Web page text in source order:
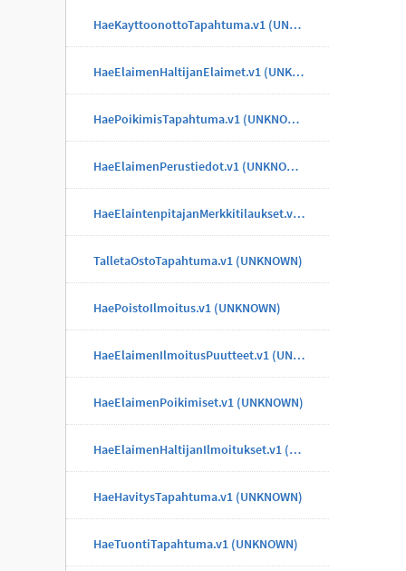
HaeKayttoonottoTapahtuma.v1 (UNKNOWN)
HaeElaimenHaltijanElaimet.v1 (UNKNOWN)
HaePoikimisTapahtuma.v1 (UNKNOWN)
HaeElaimenPerustiedot.v1 (UNKNOWN)
HaeElaintenpitajanMerkkitilaukset.v1 (UNKNOWN)
TalletaOstoTapahtuma.v1 (UNKNOWN)
HaePoistoIlmoitus.v1 (UNKNOWN)
HaeElaimenIlmoitusPuutteet.v1 (UNKNOWN)
HaeElaimenPoikimiset.v1 (UNKNOWN)
HaeElaimenHaltijanIlmoitukset.v1 (UNKNOWN)
HaeHavitysTapahtuma.v1 (UNKNOWN)
HaeTuontiTapahtuma.v1 (UNKNOWN)